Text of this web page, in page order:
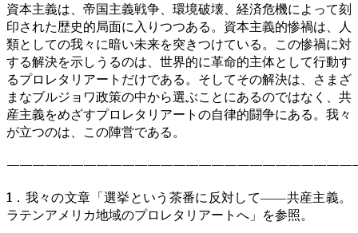
資本主義は、帝国主義戦争、環境破壊、経済危機によって刻
印された歴史的局面に入りつつある。資本主義的惨禍は、人
類としての我々に暗い未来を突きつけている。この惨禍に対
する解決を示しうるのは、世界的に革命的主体として行動す
るプロレタリアートだけである。そしてその解決は、さまざ
まなブルジョワ政策の中から選ぶことにあるのではなく、共
産主義をめざすプロレタリアートの自律的闘争にある。我々
が立つのは、この陣営である。
1．我々の文章「選挙という茶番に反対して――共産主義。
ラテンアメリカ地域のプロレタリアートへ」を参照。